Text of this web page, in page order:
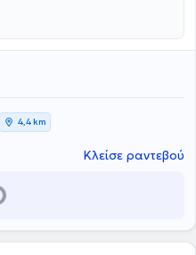
να καλύψει τις ανάγκες των
4,4 km
Κλείσε ραντεβού